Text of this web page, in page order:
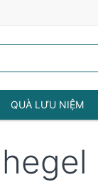
QUÀ LƯU NIỆM